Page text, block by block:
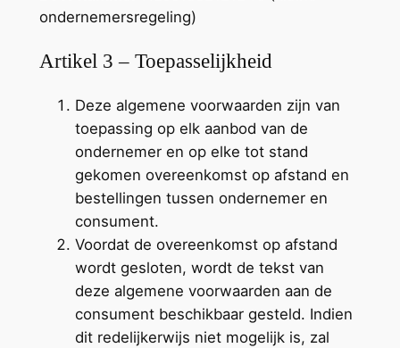
ondernemersregeling)
Artikel 3 – Toepasselijkheid
Deze algemene voorwaarden zijn van
toepassing op elk aanbod van de
ondernemer en op elke tot stand
gekomen overeenkomst op afstand en
bestellingen tussen ondernemer en
consument.
Voordat de overeenkomst op afstand
wordt gesloten, wordt de tekst van
deze algemene voorwaarden aan de
consument beschikbaar gesteld. Indien
dit redelijkerwijs niet mogelijk is, zal